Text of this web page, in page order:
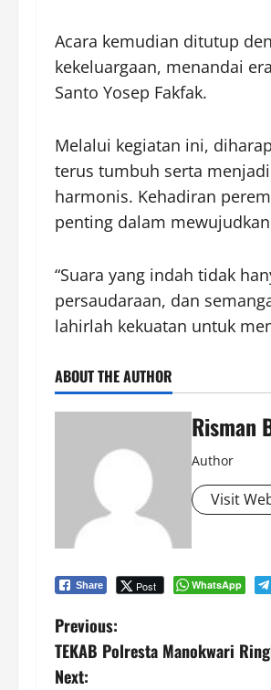
Acara kemudian ditutup
kekeluargaan, menandai
Santo Yosep Fakfak.
Melalui kegiatan ini,
terus tumbuh serta
harmonis. Kehadiran
penting dalam
“Suara yang indah tidak
persaudaraan, dan
lahirlah kekuatan untuk
ABOUT THE AUTHOR
Risman
Author
Visit
Share Post WhatsApp
P
o
Previous:
TEKAB Polresta Manokwari
Next: